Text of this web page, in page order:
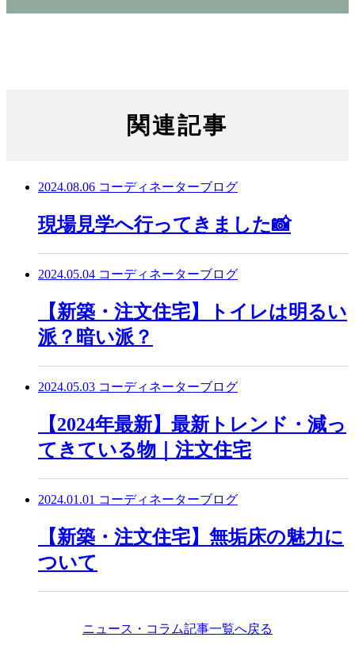
関連記事
2024.08.06 コーディネーターブログ
現場見学へ行ってきました📸
2024.05.04 コーディネーターブログ
【新築・注文住宅】トイレは明るい
派？暗い派？
2024.05.03 コーディネーターブログ
【2024年最新】最新トレンド・減っ
てきている物｜注文住宅
2024.01.01 コーディネーターブログ
【新築・注文住宅】無垢床の魅力に
ついて
ニュース・コラム記事一覧へ戻る